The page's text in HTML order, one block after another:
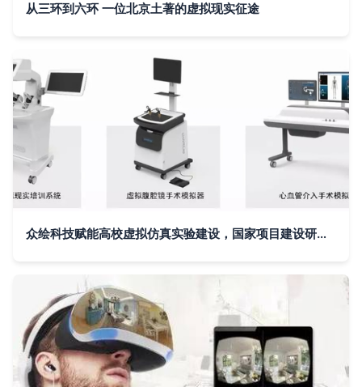
从三环到六环 一位北京土著的虚拟现实征途
众绘科技赋能高校虚拟仿真实验建设，国家项目建设研讨会共探VR技术创新与应用